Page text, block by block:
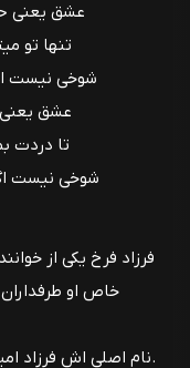
عشق یعنی
تنها تو
شوخی نیست
عشق یعنی
تا دردت
شوخی نیست
فرزاد فرخ یکی از
خاص او
.نام اصلی اش فرزاد